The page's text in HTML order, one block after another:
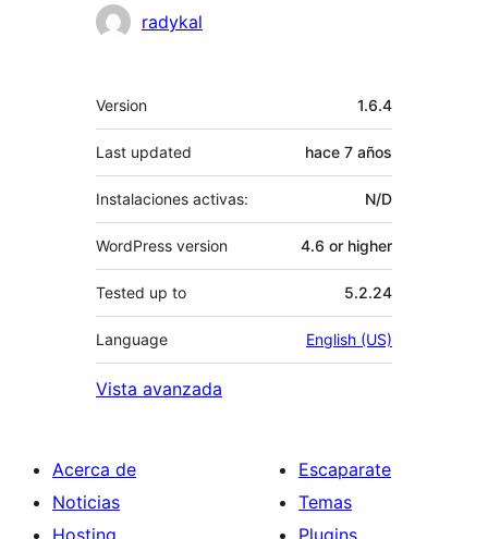
radykal
Meta
Version 1.6.4
Last updated hace 7 años
Instalaciones activas: N/D
WordPress version 4.6 or higher
Tested up to 5.2.24
Language English (US)
Vista avanzada
Acerca de
Noticias
Hosting
Escaparate
Temas
Plugins